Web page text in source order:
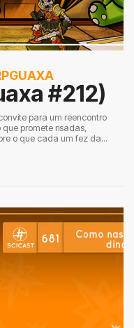
#212)
para um reencontro
promete risadas,
o que cada um fez da...